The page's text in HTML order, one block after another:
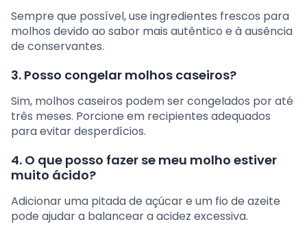
Sempre que possível, use ingredientes frescos para
molhos devido ao sabor mais autêntico e à ausência
de conservantes.
3. Posso congelar molhos caseiros?
Sim, molhos caseiros podem ser congelados por até
três meses. Porcione em recipientes adequados
para evitar desperdícios.
4. O que posso fazer se meu molho estiver
muito ácido?
Adicionar uma pitada de açúcar e um fio de azeite
pode ajudar a balancear a acidez excessiva.